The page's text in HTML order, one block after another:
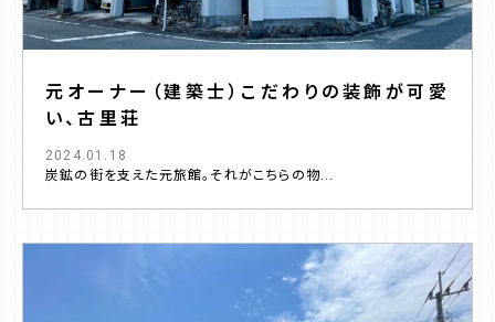
元オーナー（建築士）こだわりの装飾が可愛
い、古里荘
2024.01.18
炭鉱の街を支えた元旅館。それがこちらの物...